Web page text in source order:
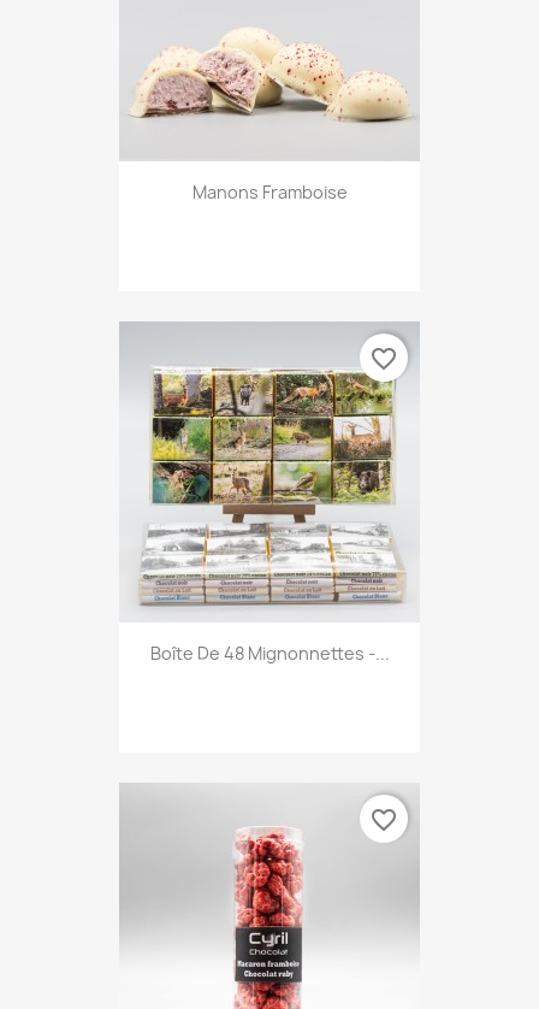
Manons Framboise
Boîte De 48 Mignonnettes -...
favorite_border
favorite_border